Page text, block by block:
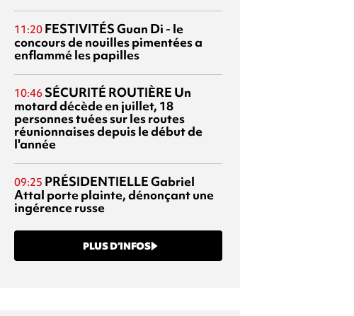
11:20 FESTIVITÉSGuan Di - le
concours de nouilles pimentées a
enflammé les papilles
10:46 SÉCURITÉ ROUTIÈRE Un
motard décède en juillet, 18
personnes tuées sur les routes
réunionnaises depuis le début de
l'année
09:25 PRÉSIDENTIELLEGabriel
Attal porte plainte, dénonçant une
ingérence russe
PLUS D’INFOS